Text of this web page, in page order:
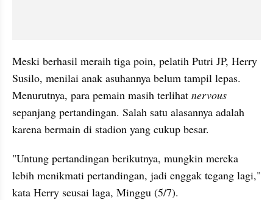
Meski berhasil meraih tiga poin, pelatih Putri JP, Herry
Susilo, menilai anak asuhannya belum tampil lepas.
Menurutnya, para pemain masih terlihat nervous
sepanjang pertandingan. Salah satu alasannya adalah
karena bermain di stadion yang cukup besar.
"Untung pertandingan berikutnya, mungkin mereka
lebih menikmati pertandingan, jadi enggak tegang lagi,"
kata Herry seusai laga, Minggu (5/7).